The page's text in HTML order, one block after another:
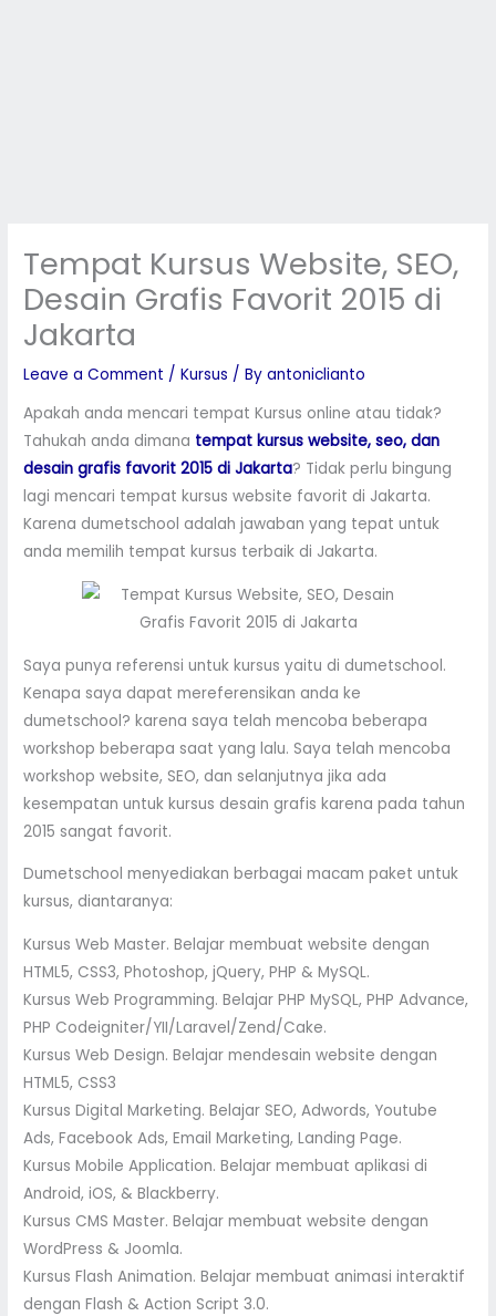
Tempat Kursus Website, SEO,
Desain Grafis Favorit 2015 di
Jakarta
Leave a Comment /Kursus / Byantoniclianto
Apakah anda mencari tempat Kursus online atau tidak?
Tahukah anda dimana tempat kursus website, seo, dan
desain grafis favorit 2015 di Jakarta? Tidak perlu bingung
lagi mencari tempat kursus website favorit di Jakarta.
Karena dumetschool adalah jawaban yang tepat untuk
anda memilih tempat kursus terbaik di Jakarta.
Saya punya referensi untuk kursus yaitu di dumetschool.
Kenapa saya dapat mereferensikan anda ke
dumetschool? karena saya telah mencoba beberapa
workshop beberapa saat yang lalu. Saya telah mencoba
workshop website, SEO, dan selanjutnya jika ada
kesempatan untuk kursus desain grafis karena pada tahun
2015 sangat favorit.
Dumetschool menyediakan berbagai macam paket untuk
kursus, diantaranya:
Kursus Web Master. Belajar membuat website dengan
HTML5, CSS3, Photoshop, jQuery, PHP & MySQL.
Kursus Web Programming. Belajar PHP MySQL, PHP Advance,
PHP Codeigniter/YII/Laravel/Zend/Cake.
Kursus Web Design. Belajar mendesain website dengan
HTML5, CSS3
Kursus Digital Marketing. Belajar SEO, Adwords, Youtube
Ads, Facebook Ads, Email Marketing, Landing Page.
Kursus Mobile Application. Belajar membuat aplikasi di
Android, iOS, & Blackberry.
Kursus CMS Master. Belajar membuat website dengan
WordPress & Joomla.
Kursus Flash Animation. Belajar membuat animasi interaktif
dengan Flash & Action Script 3.0.